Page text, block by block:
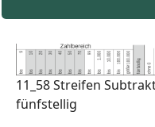
11_58 Streifen
fünfstellig